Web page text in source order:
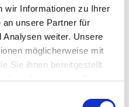
wir Informationen zu Ihrer
an unsere Partner für
Analysen weiter. Unsere
möglicherweise mit
Sie ihnen bereitgestellt
Ihrer Nutzung der Dienste